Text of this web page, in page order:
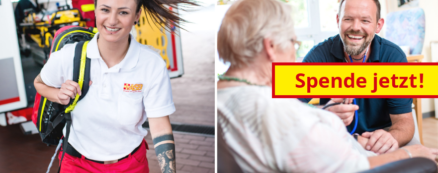
Spende jetzt!